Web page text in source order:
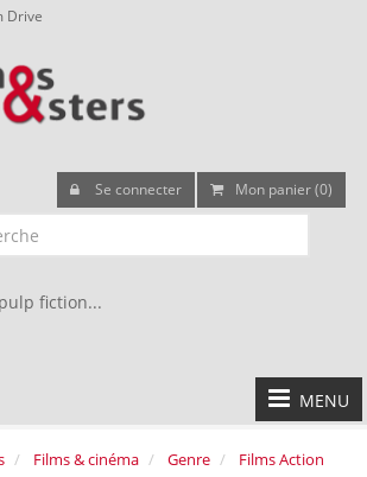
Drive
Se connecter Mon panier (0)
fiction...
MENU
Films & cinéma Genre
Films Action